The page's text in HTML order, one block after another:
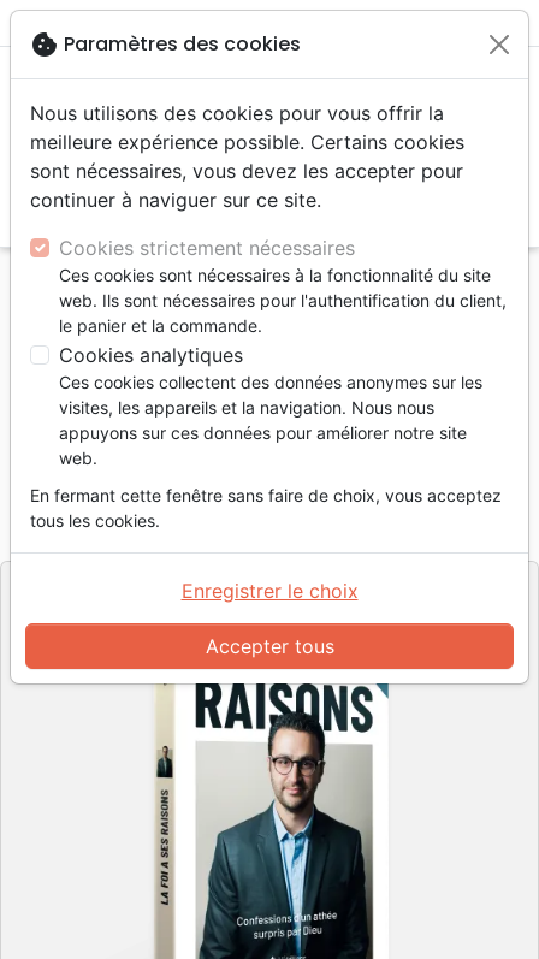
menu
Accueil Livres
Témoignages, biographies
Foi a ses raisons (La) - Confessions d'un athée
surpris par Dieu
La foi a ses raisons
Confessions d'un athée surpris par Dieu
Auteur :
RéférenceBLF9889 EAN9782362498893
BLF Éditions
cookie Paramètres des cookies
Nous utilisons des cookies pour vous offrir la
meilleure expérience possible. Certains cookies
sont nécessaires, vous devez les accepter pour
continuer à naviguer sur ce site.
Cookies strictement nécessaires
Ces cookies sont nécessaires à la fonctionnalité du site
web. Ils sont nécessaires pour l'authentification du client,
le panier et la commande.
Cookies analytiques
Ces cookies collectent des données anonymes sur les
visites, les appareils et la navigation. Nous nous
appuyons sur ces données pour améliorer notre site
web.
En fermant cette fenêtre sans faire de choix, vous acceptez
tous les cookies.
Accepter tous
Enregistrer le choix